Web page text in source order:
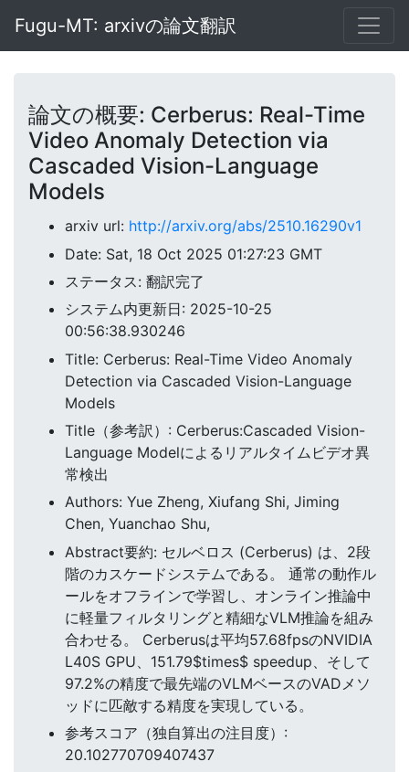
Fugu-MT: arxivの論文翻訳
論文の概要: Cerberus: Real-Time
Video Anomaly Detection via
Cascaded Vision-Language
Models
arxiv url: http://arxiv.org/abs/2510.16290v1
Date: Sat, 18 Oct 2025 01:27:23 GMT
ステータス: 翻訳完了
システム内更新日: 2025-10-25
00:56:38.930246
Title: Cerberus: Real-Time Video Anomaly
Detection via Cascaded Vision-Language
Models
Title（参考訳）: Cerberus:Cascaded Vision-
Language Modelによるリアルタイムビデオ異
常検出
Authors: Yue Zheng, Xiufang Shi, Jiming
Chen, Yuanchao Shu,
Abstract要約: セルベロス (Cerberus) は、2段
階のカスケードシステムである。 通常の動作ル
ールをオフラインで学習し、オンライン推論中
に軽量フィルタリングと精細なVLM推論を組み
合わせる。 Cerberusは平均57.68fpsのNVIDIA
L40S GPU、151.79$times$ speedup、そして
97.2%の精度で最先端のVLMベースのVADメソ
ッドに匹敵する精度を実現している。
参考スコア（独自算出の注目度）:
20.102770709407437